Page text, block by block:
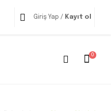
Giriş Yap / Kayıt ol
0